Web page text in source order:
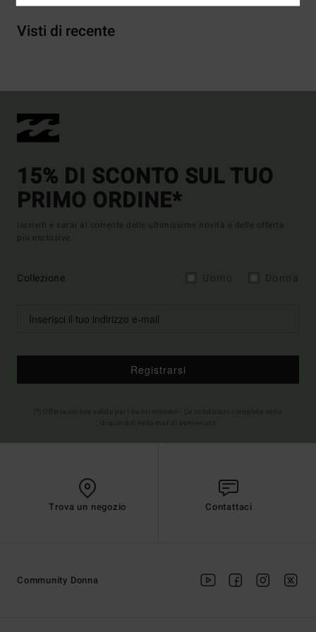
Visti di recente
15% DI SCONTO SUL TUO
PRIMO ORDINE*
Iscriviti e sarai al corrente delle ultimissime novità e delle offerte
più esclusive.
Collezione
Registrarsi
Trova un negozio Contattaci
Community Donna